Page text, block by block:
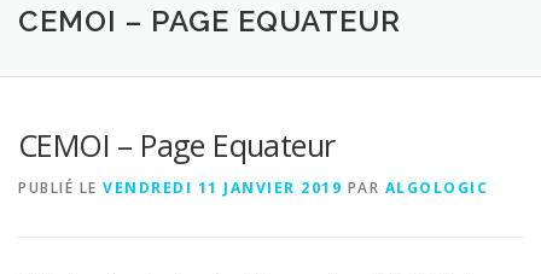
LANGUE :
CEMOI – PAGE EQUATEUR
CEMOI – Page Equateur
PUBLIÉ LE VENDREDI 11 JANVIER 2019 PAR ALGOLOGIC